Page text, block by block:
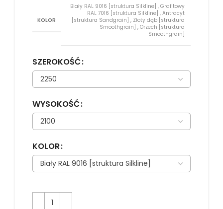
KOLOR
Biały RAL 9016 [struktura Silkline] , Grafitowy
RAL 7016 [struktura Silkline] , Antracyt
[struktura Sandgrain] , Złoty dąb [struktura
Smoothgrain] , Orzech [struktura
Smoothgrain]
SZEROKOŚĆ
WYSOKOŚĆ
KOLOR